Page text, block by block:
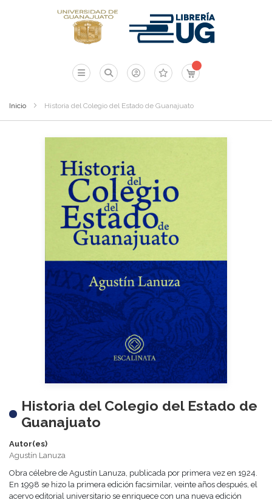
Mi carrito
Inicio Historia del Colegio del Estado de Guanajuato
Historia del Colegio del Estado de
Guanajuato
Autor(es)
Agustín Lanuza
Obra célebre de Agustín Lanuza, publicada por primera vez en 1924.
En 1998 se hizo la primera edición facsimilar, veinte años después, el
acervo editorial universitario se enriquece con una nueva edición